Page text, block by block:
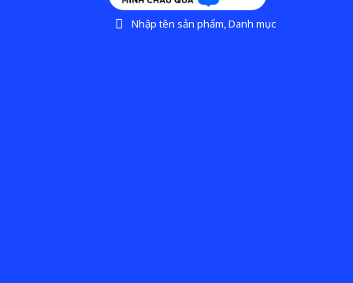
Nhập tên sản phẩm, Danh mục